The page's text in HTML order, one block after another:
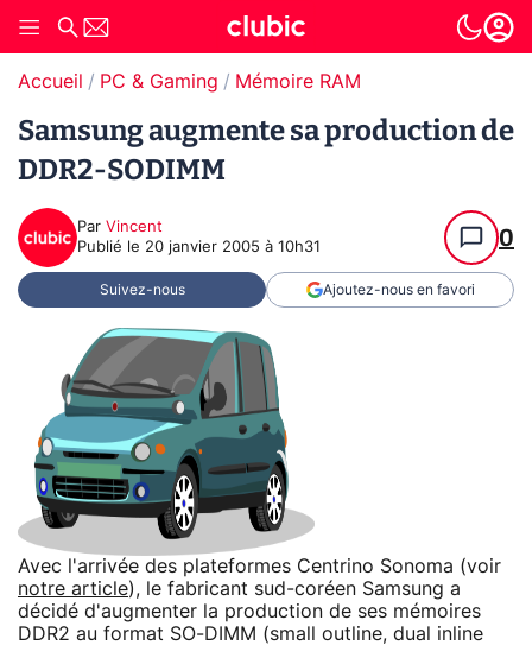
Accueil PC & Gaming Mémoire RAM
Samsung augmente sa production de
DDR2-SODIMM
Par Vincent
Publié le 20 janvier 2005 à 10h31 0
Suivez-nous Ajoutez-nous en favori
Avec l'arrivée des plateformes Centrino Sonoma (voir
notre article), le fabricant sud-coréen Samsung a
décidé d'augmenter la production de ses mémoires
DDR2 au format SO-DIMM (small outline, dual inline